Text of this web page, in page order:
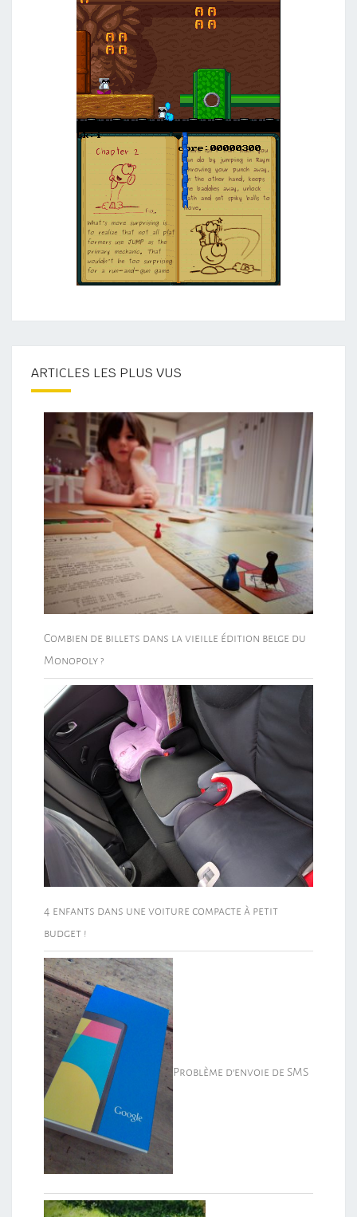
ARTICLES LES PLUS VUS
Combien de billets dans la vieille édition belge du
Monopoly ?
4 enfants dans une voiture compacte à petit
budget !
Problème d’envoie de SMS